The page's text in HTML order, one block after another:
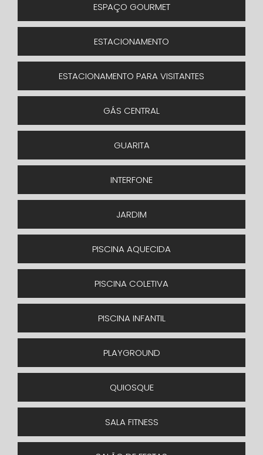
ESPAÇO GOURMET
ESTACIONAMENTO
ESTACIONAMENTO PARA VISITANTES
GÁS CENTRAL
GUARITA
INTERFONE
JARDIM
PISCINA AQUECIDA
PISCINA COLETIVA
PISCINA INFANTIL
PLAYGROUND
QUIOSQUE
SALA FITNESS